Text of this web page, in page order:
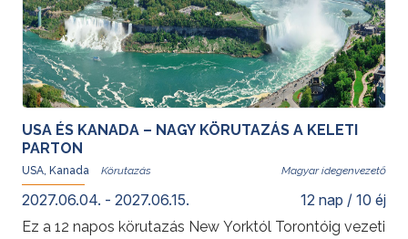
USA ÉS KANADA – NAGY KÖRUTAZÁS A KELETI
PARTON
USA, Kanada Magyar idegenvezető
2027.06.04. - 2027.06.15. 12 nap / 10 éj
Ez a 12 napos körutazás New Yorktól Torontóig vezeti